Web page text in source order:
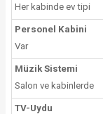
Her kabinde ev tipi
Personel Kabini
Var
Müzik Sistemi
Salon ve kabinlerde
TV-Uydu